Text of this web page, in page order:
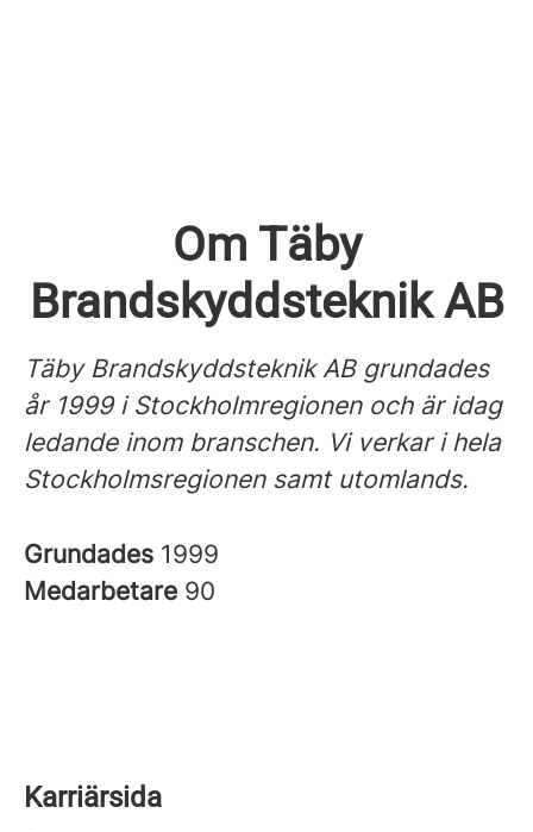
Om Täby
Brandskyddsteknik AB
Täby Brandskyddsteknik AB grundades
år 1999 i Stockholmregionen och är idag
ledande inom branschen. Vi verkar i hela
Stockholmsregionen samt utomlands.
Grundades 1999
Medarbetare 90
Karriärsida